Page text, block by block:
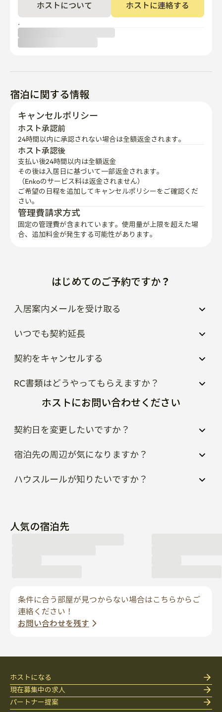
ホストについて ホストに連絡する
.
宿泊に関する情報
キャンセルポリシー
ホスト承認前
24時間以内に承認されない場合は全額返金されます。
ホスト承認後
支払い後24時間以内は全額返金
その後は入居日に基づいて一部返金されます。
（Enkoのサービス料は返金されません）
ご希望の日程を追加してキャンセルポリシーをご確認くだ
さい。
管理費請求方式
固定の管理費が含まれています。使用量が上限を超えた場
合、追加料金が発生する可能性があります。
はじめてのご予約ですか？
入居案内メールを受け取る
いつでも契約延長
契約をキャンセルする
RC書類はどうやってもらえますか？
ホストにお問い合わせください
契約日を変更したいですか？
宿泊先の周辺が気になりますか？
ハウスルールが知りたいですか？
人気の宿泊先
条件に合う部屋が見つからない場合はこちらからご
連絡ください！
お問い合わせを残す
ホストになる
現在募集中の求人
パートナー提案